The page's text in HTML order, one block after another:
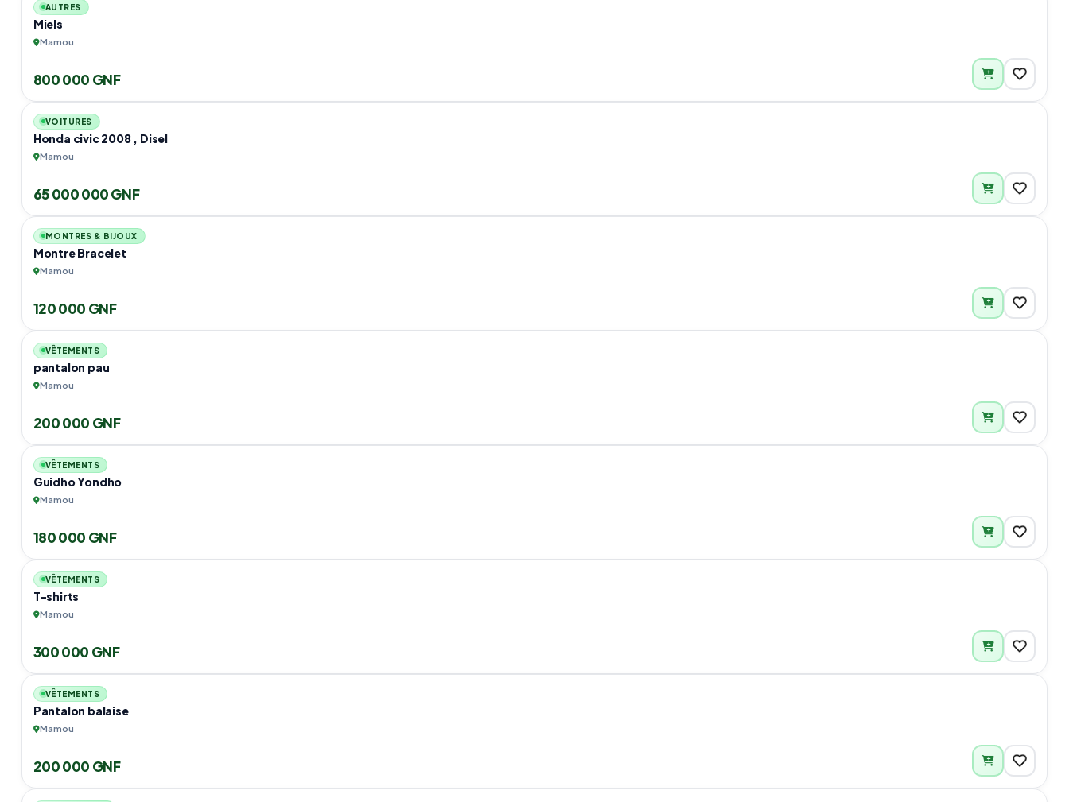
AUTRES
Miels
Mamou
800 000 GNF
VOITURES
Honda civic 2008 , Disel
Mamou
65 000 000 GNF
MONTRES & BIJOUX
Montre Bracelet
Mamou
120 000 GNF
VÊTEMENTS
pantalon pau
Mamou
200 000 GNF
VÊTEMENTS
Guidho Yondho
Mamou
180 000 GNF
VÊTEMENTS
T-shirts
Mamou
300 000 GNF
VÊTEMENTS
Pantalon balaise
Mamou
200 000 GNF